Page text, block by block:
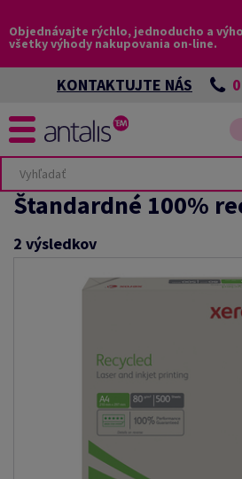
Objednávajte rýchlo, jednoducho a
všetky výhody nakupovania on-line.
KONTAKTUJTE NÁS
Štandardné 100%
2 výsledkov